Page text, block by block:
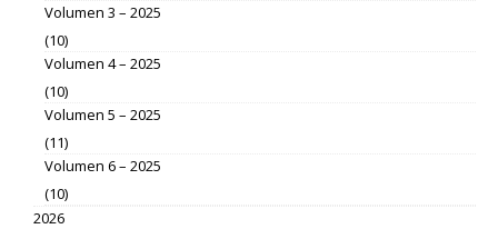
Volumen 3 – 2025
(10)
Volumen 4 – 2025
(10)
Volumen 5 – 2025
(11)
Volumen 6 – 2025
(10)
2026